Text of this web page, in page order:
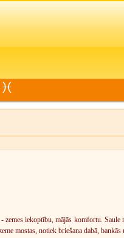
zemes iekoptību, mājās komfortu.
mostas, notiek briešana dabā,